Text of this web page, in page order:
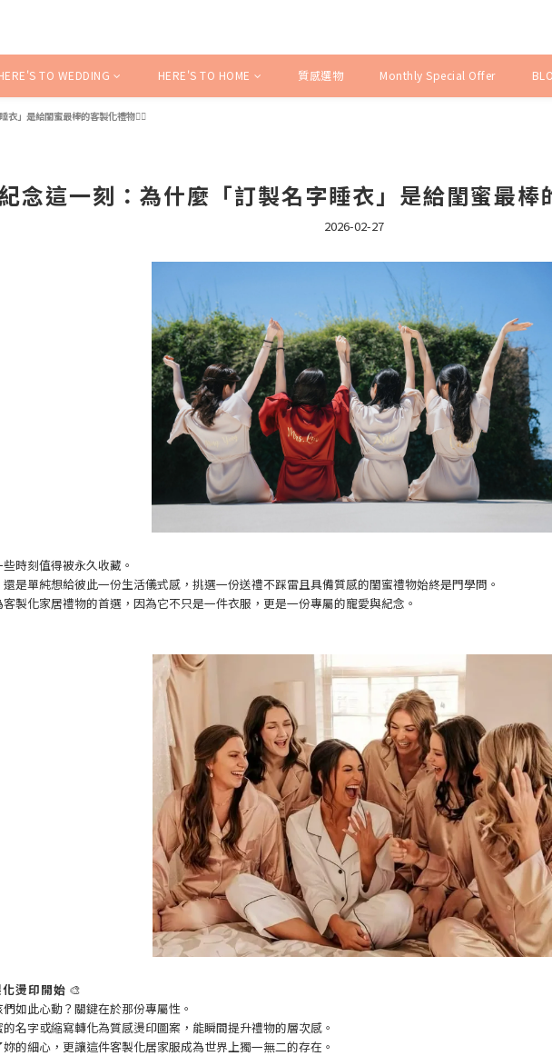
TO WEDDING HERE'S TO HOME 質感選物 Monthly Special Offer
衣」是給閨蜜最棒的客製化禮物👯‍♀️
紀念這一刻：為什麼「訂製名字睡衣」是給閨蜜最棒
2026-02-27
時刻值得被永久收藏。
是單純想給彼此一份生活儀式感，挑選一份送禮不踩雷且具備質感的閨蜜禮物始終是門學問。
製化家居禮物的首選，因為它不只是一件衣服，更是一份專屬的寵愛與紀念。
燙印開始 🎨
如此心動？關鍵在於那份專屬性。
名字或縮寫轉化為質感燙印圖案，能瞬間提升禮物的層次感。
的細心，更讓這件客製化居家服成為世界上獨一無二的存在。